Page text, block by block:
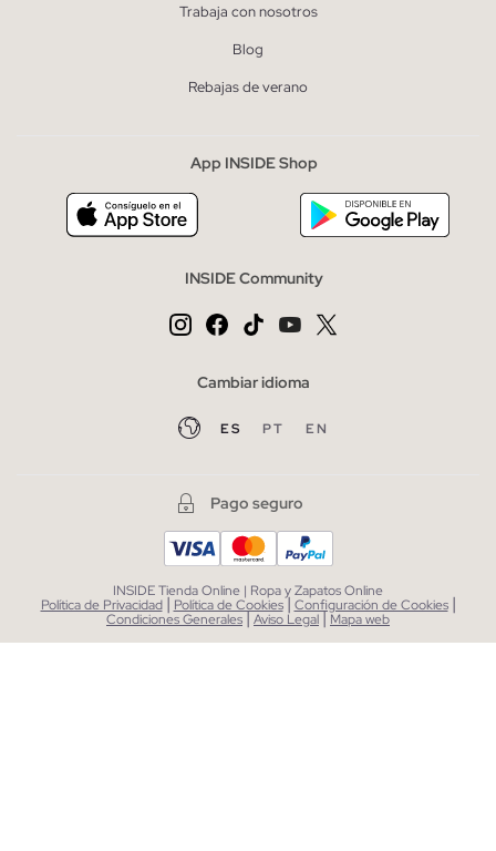
Trabaja con nosotros
Blog
Rebajas de verano
App INSIDE Shop
INSIDE Community
Cambiar idioma
ES PT EN
Pago seguro
INSIDE Tienda Online | Ropa y Zapatos Online
Política de Privacidad | Política de Cookies| Configuración de Cookies |
Condiciones Generales|Aviso Legal| Mapa web